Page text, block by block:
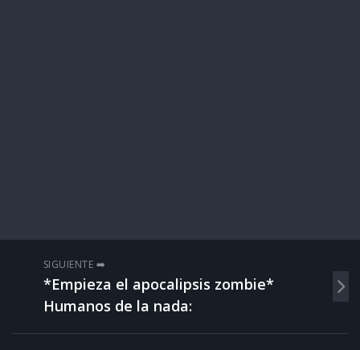
SIGUIENTE ➡️
*Empieza el apocalipsis zombie*
Humanos de la nada: